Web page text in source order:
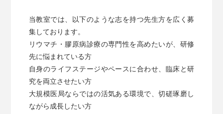
当教室では、以下のような志を持つ先生方を広く募
集しております。
リウマチ・膠原病診療の専門性を高めたいが、研修
先に悩まれている方
自身のライフステージやペースに合わせ、臨床と研
究を両立させたい方
大規模医局ならではの活気ある環境で、切磋琢磨し
ながら成長したい方